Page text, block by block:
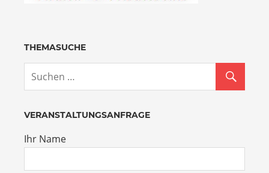
THEMASUCHE
VERANSTALTUNGSANFRAGE
Ihr Name